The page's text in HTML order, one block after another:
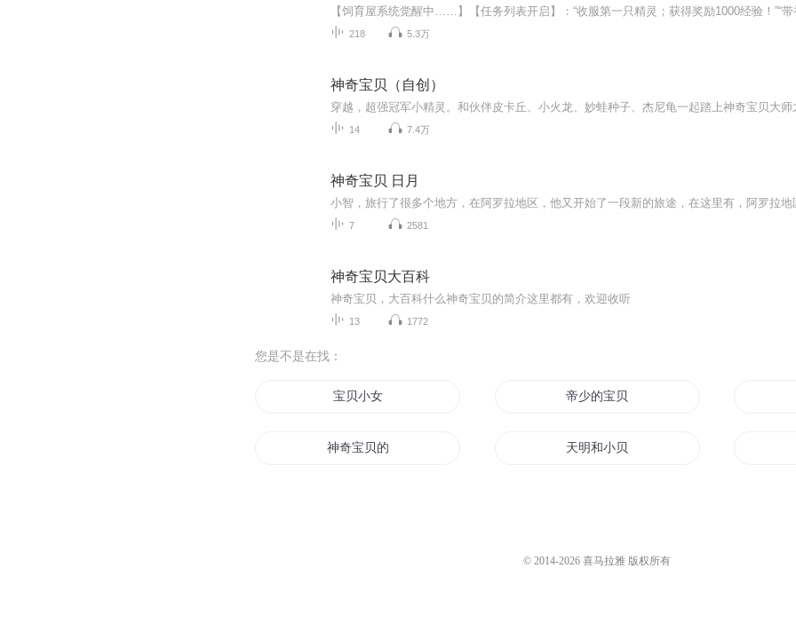
218 5.3万
神奇宝贝（自创）
穿越，超强冠军小精灵。和伙伴皮卡丘、小火龙、妙蛙种子、杰尼龟一起踏上神奇宝贝大师
14 7.4万
神奇宝贝 日月
7 2581
神奇宝贝大百科
神奇宝贝，大百科什么神奇宝贝的简介这里都有，欢迎收听
13 1772
您是不是在找：
宝贝小女 帝少的宝贝
神奇宝贝的世界 天明和小贝
© 2014-2026 喜马拉雅 版权所有